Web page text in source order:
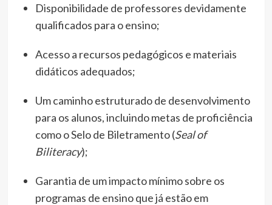
Disponibilidade de professores devidamente
qualificados para o ensino;
Acesso a recursos pedagógicos e materiais
didáticos adequados;
Um caminho estruturado de desenvolvimento
para os alunos, incluindo metas de proficiência
como o Selo de Biletramento (Seal of
Biliteracy);
Garantia de um impacto mínimo sobre os
programas de ensino que já estão em